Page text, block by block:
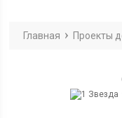
Главная Проекты